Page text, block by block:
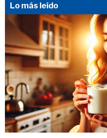
Lo más leído